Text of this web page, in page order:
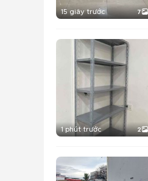
15 giây trước 7
1 phút trước 2